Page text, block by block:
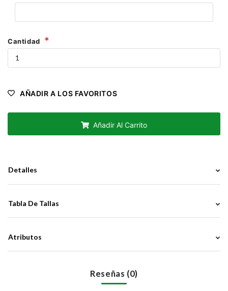
Cantidad
AÑADIR A LOS FAVORITOS
Añadir Al Carrito
Detalles
Tabla De Tallas
Atributos
Reseñas (0)